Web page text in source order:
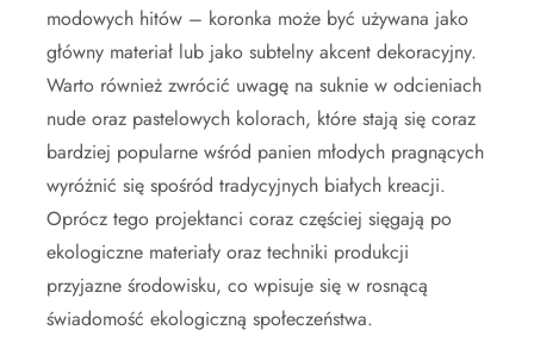
modowych hitów – koronka może być używana jako
główny materiał lub jako subtelny akcent dekoracyjny.
Warto również zwrócić uwagę na suknie w odcieniach
nude oraz pastelowych kolorach, które stają się coraz
bardziej popularne wśród panien młodych pragnących
wyróżnić się spośród tradycyjnych białych kreacji.
Oprócz tego projektanci coraz częściej sięgają po
ekologiczne materiały oraz techniki produkcji
przyjazne środowisku, co wpisuje się w rosnącą
świadomość ekologiczną społeczeństwa.